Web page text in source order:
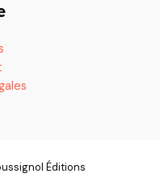
Éditions